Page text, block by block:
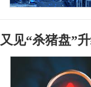
又见“杀猪盘”